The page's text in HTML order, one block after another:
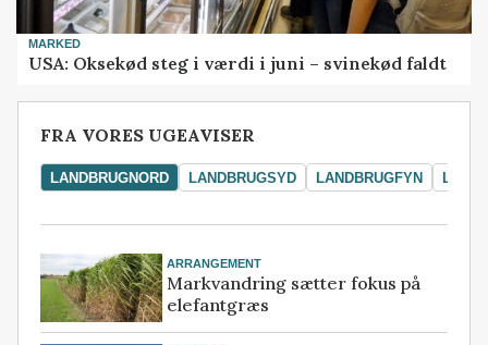
MARKED
USA: Oksekød steg i værdi i juni – svinekød faldt
FRA VORES UGEAVISER
LANDBRUGNORD LANDBRUGSYD LANDBRUGFYN
ARRANGEMENT
Markvandring sætter fokus på
elefantgræs